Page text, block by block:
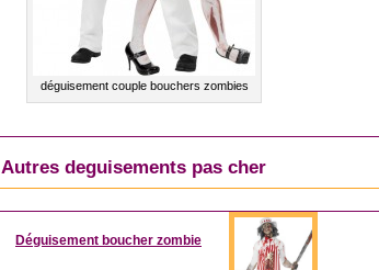
déguisement couple bouchers zombies
Autres deguisements pas cher
Déguisement boucher zombie